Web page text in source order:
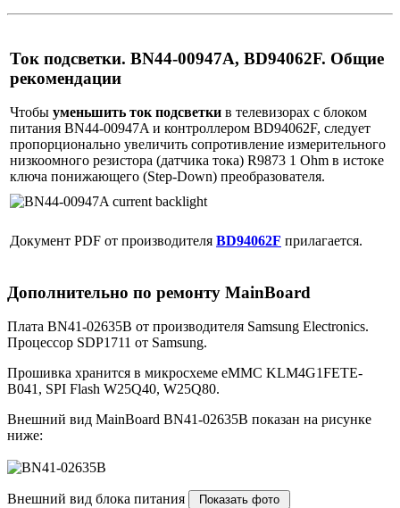
Ток подсветки. BN44-00947A, BD94062F. Общие
рекомендации
Чтобы уменьшить ток подсветки в телевизорах с блоком
питания BN44-00947A и контроллером BD94062F, следует
пропорционально увеличить сопротивление измерительного
низкоомного резистора (датчика тока) R9873 1 Ohm в истоке
ключа понижающего (Step-Down) преобразователя.
Документ PDF от производителя BD94062F прилагается.
Дополнительно по ремонту MainBoard
Плата BN41-02635B от производителя Samsung Electronics.
Процессор SDP1711 от Samsung.
Прошивка хранится в микросхеме eMMC KLM4G1FETE-
B041, SPI Flash W25Q40, W25Q80.
Внешний вид MainBoard BN41-02635B показан на рисунке
ниже:
Внешний вид блока питания